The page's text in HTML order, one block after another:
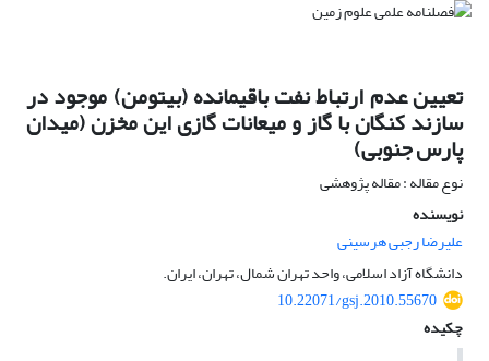
تعیین عدم ارتباط نفت باقیمانده (بیتومن) موجود در
سازند کنگان با گاز و میعانات گازی این مخزن (میدان
پارس جنوبی)
نوع مقاله : مقاله پژوهشی
نویسنده
علیرضا رجبی هرسینی
دانشگاه آزاد اسلامی، واحد تهران شمال، تهران، ایران.
10.22071/gsj.2010.55670
چکیده